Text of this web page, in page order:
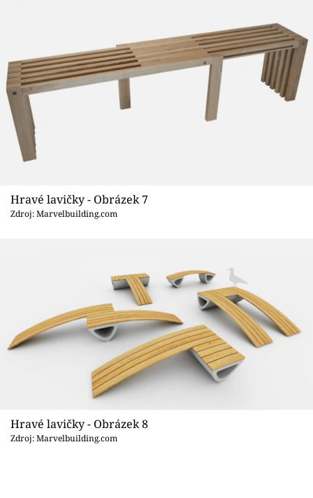
Hravé lavičky - Obrázek 7
Zdroj: Marvelbuilding.com
Hravé lavičky - Obrázek 8
Zdroj: Marvelbuilding.com